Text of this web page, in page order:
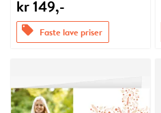
kr 149,-
offers Faste lave priser